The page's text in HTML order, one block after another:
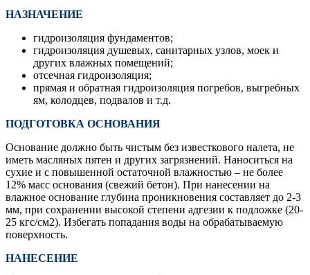
НАЗНАЧЕНИЕ
гидроизоляция фундаментов;
гидроизоляция душевых, санитарных узлов, моек и
других влажных помещений;
отсечная гидроизоляция;
прямая и обратная гидроизоляция погребов, выгребных
ям, колодцев, подвалов и т.д.
ПОДГОТОВКА ОСНОВАНИЯ
Основание должно быть чистым без известкового налета, не
иметь масляных пятен и других загрязнений. Наноситься на
сухие и с повышенной остаточной влажностью – не более
12% масс основания (свежий бетон). При нанесении на
влажное основание глубина проникновения составляет до 2-3
мм, при сохранении высокой степени адгезии к подложке (20-
25 кгс/см2). Избегать попадания воды на обрабатываемую
поверхность.
НАНЕСЕНИЕ